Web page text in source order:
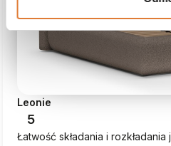
Leonie
5
Łatwość składania i